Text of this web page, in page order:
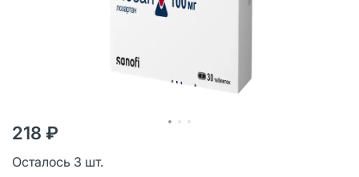
218 ₽
Осталось 3 шт.